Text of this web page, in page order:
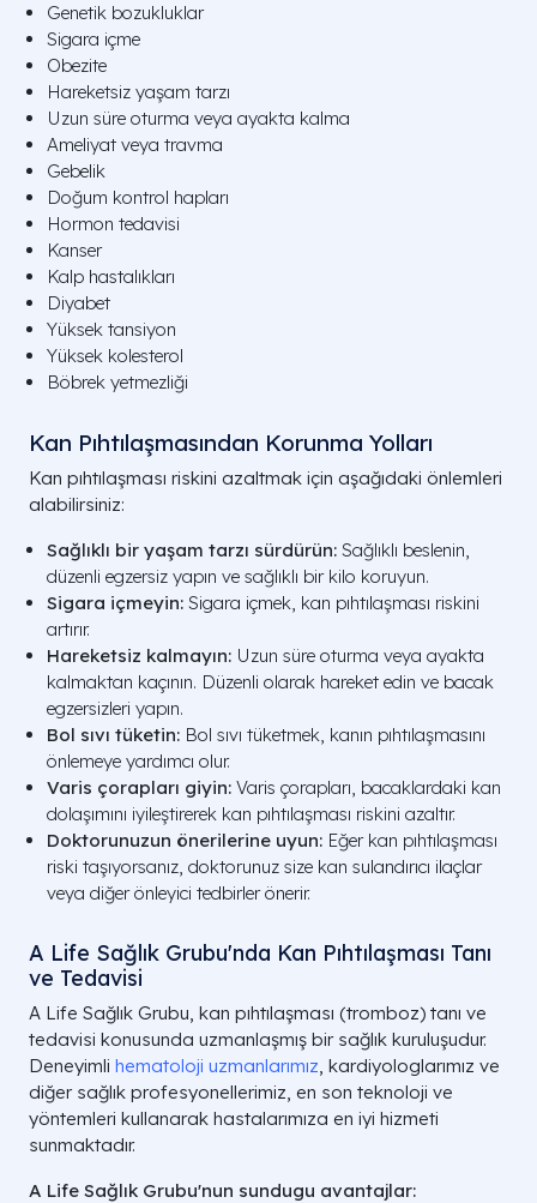
Genetik bozukluklar
Sigara içme
Obezite
Hareketsiz yaşam tarzı
Uzun süre oturma veya ayakta kalma
Ameliyat veya travma
Gebelik
Doğum kontrol hapları
Hormon tedavisi
Kanser
Kalp hastalıkları
Diyabet
Yüksek tansiyon
Yüksek kolesterol
Böbrek yetmezliği
Kan Pıhtılaşmasından Korunma Yolları
Kan pıhtılaşması riskini azaltmak için aşağıdaki önlemleri
alabilirsiniz:
Sağlıklı bir yaşam tarzı sürdürün: Sağlıklı beslenin,
düzenli egzersiz yapın ve sağlıklı bir kilo koruyun.
Sigara içmeyin: Sigara içmek, kan pıhtılaşması riskini
artırır.
Hareketsiz kalmayın: Uzun süre oturma veya ayakta
kalmaktan kaçının. Düzenli olarak hareket edin ve bacak
egzersizleri yapın.
Bol sıvı tüketin: Bol sıvı tüketmek, kanın pıhtılaşmasını
önlemeye yardımcı olur.
Varis çorapları giyin: Varis çorapları, bacaklardaki kan
dolaşımını iyileştirerek kan pıhtılaşması riskini azaltır.
Doktorunuzun önerilerine uyun: Eğer kan pıhtılaşması
riski taşıyorsanız, doktorunuz size kan sulandırıcı ilaçlar
veya diğer önleyici tedbirler önerir.
A Life Sağlık Grubu'nda Kan Pıhtılaşması Tanı
ve Tedavisi
A Life Sağlık Grubu, kan pıhtılaşması (tromboz) tanı ve
tedavisi konusunda uzmanlaşmış bir sağlık kuruluşudur.
Deneyimli hematoloji uzmanlarımız, kardiyologlarımız ve
diğer sağlık profesyonellerimiz, en son teknoloji ve
yöntemleri kullanarak hastalarımıza en iyi hizmeti
sunmaktadır.
A Life Sağlık Grubu'nun sundugu avantajlar: